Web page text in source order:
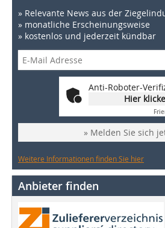
» Relevante News aus der
» monatliche Erscheinungsweise
» kostenlos und jederzeit kündbar
Anti-Roboter-
Hier
» Melden Sie sich
Weitere Informationen finden Sie hier
Anbieter finden